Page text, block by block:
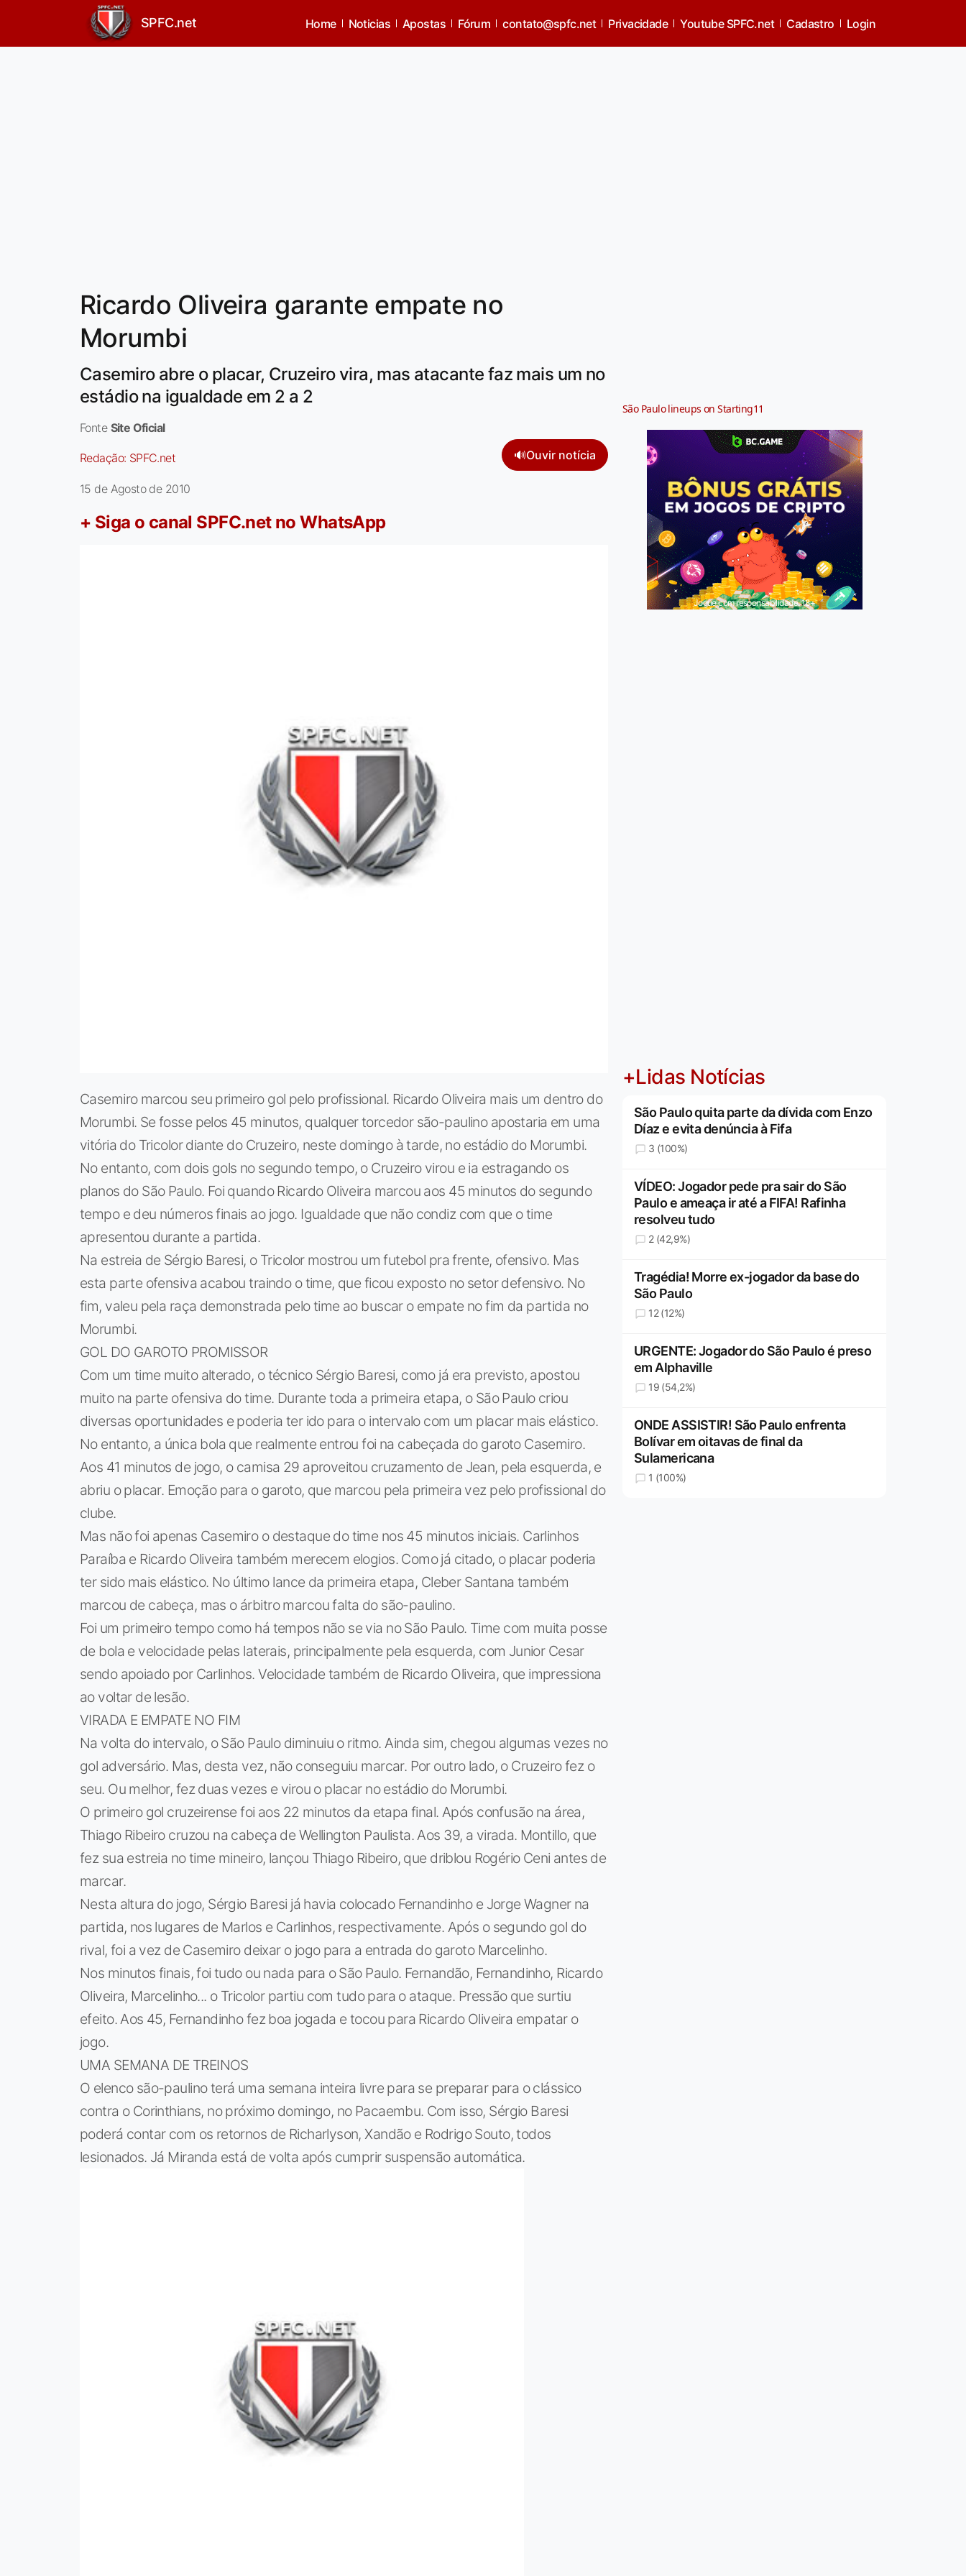
SPFC.net Home Noticias Apostas Fórum contato@spfc.net Privacidade Youtube SPFC.net Cadastro Login
Ricardo Oliveira garante empate no
Morumbi
Casemiro abre o placar, Cruzeiro vira, mas atacante faz mais um no
estádio na igualdade em 2 a 2
Fonte Site Oficial
Redação: SPFC.net 🔊Ouvir notícia
15 de Agosto de 2010
+ Siga o canal SPFC.net no WhatsApp
Casemiro marcou seu primeiro gol pelo profissional. Ricardo Oliveira mais um dentro do
Morumbi. Se fosse pelos 45 minutos, qualquer torcedor são-paulino apostaria em uma
vitória do Tricolor diante do Cruzeiro, neste domingo à tarde, no estádio do Morumbi.
No entanto, com dois gols no segundo tempo, o Cruzeiro virou e ia estragando os
planos do São Paulo. Foi quando Ricardo Oliveira marcou aos 45 minutos do segundo
tempo e deu números finais ao jogo. Igualdade que não condiz com que o time
apresentou durante a partida.
Na estreia de Sérgio Baresi, o Tricolor mostrou um futebol pra frente, ofensivo. Mas
esta parte ofensiva acabou traindo o time, que ficou exposto no setor defensivo. No
fim, valeu pela raça demonstrada pelo time ao buscar o empate no fim da partida no
Morumbi.
GOL DO GAROTO PROMISSOR
Com um time muito alterado, o técnico Sérgio Baresi, como já era previsto, apostou
muito na parte ofensiva do time. Durante toda a primeira etapa, o São Paulo criou
diversas oportunidades e poderia ter ido para o intervalo com um placar mais elástico.
No entanto, a única bola que realmente entrou foi na cabeçada do garoto Casemiro.
Aos 41 minutos de jogo, o camisa 29 aproveitou cruzamento de Jean, pela esquerda, e
abriu o placar. Emoção para o garoto, que marcou pela primeira vez pelo profissional do
clube.
Mas não foi apenas Casemiro o destaque do time nos 45 minutos iniciais. Carlinhos
Paraíba e Ricardo Oliveira também merecem elogios. Como já citado, o placar poderia
ter sido mais elástico. No último lance da primeira etapa, Cleber Santana também
marcou de cabeça, mas o árbitro marcou falta do são-paulino.
Foi um primeiro tempo como há tempos não se via no São Paulo. Time com muita posse
de bola e velocidade pelas laterais, principalmente pela esquerda, com Junior Cesar
sendo apoiado por Carlinhos. Velocidade também de Ricardo Oliveira, que impressiona
ao voltar de lesão.
VIRADA E EMPATE NO FIM
Na volta do intervalo, o São Paulo diminuiu o ritmo. Ainda sim, chegou algumas vezes no
gol adversário. Mas, desta vez, não conseguiu marcar. Por outro lado, o Cruzeiro fez o
seu. Ou melhor, fez duas vezes e virou o placar no estádio do Morumbi.
O primeiro gol cruzeirense foi aos 22 minutos da etapa final. Após confusão na área,
Thiago Ribeiro cruzou na cabeça de Wellington Paulista. Aos 39, a virada. Montillo, que
fez sua estreia no time mineiro, lançou Thiago Ribeiro, que driblou Rogério Ceni antes de
marcar.
Nesta altura do jogo, Sérgio Baresi já havia colocado Fernandinho e Jorge Wagner na
partida, nos lugares de Marlos e Carlinhos, respectivamente. Após o segundo gol do
rival, foi a vez de Casemiro deixar o jogo para a entrada do garoto Marcelinho.
Nos minutos finais, foi tudo ou nada para o São Paulo. Fernandão, Fernandinho, Ricardo
Oliveira, Marcelinho... o Tricolor partiu com tudo para o ataque. Pressão que surtiu
efeito. Aos 45, Fernandinho fez boa jogada e tocou para Ricardo Oliveira empatar o
jogo.
UMA SEMANA DE TREINOS
O elenco são-paulino terá uma semana inteira livre para se preparar para o clássico
contra o Corinthians, no próximo domingo, no Pacaembu. Com isso, Sérgio Baresi
poderá contar com os retornos de Richarlyson, Xandão e Rodrigo Souto, todos
lesionados. Já Miranda está de volta após cumprir suspensão automática.
São Paulo lineups on Starting11
Jogue com responsabilidade. 18+
+Lidas Notícias
São Paulo quita parte da dívida com Enzo
Díaz e evita denúncia à Fifa
3 (100%)
VÍDEO: Jogador pede pra sair do São
Paulo e ameaça ir até a FIFA! Rafinha
resolveu tudo
2 (42,9%)
Tragédia! Morre ex-jogador da base do
São Paulo
12 (12%)
URGENTE: Jogador do São Paulo é preso
em Alphaville
19 (54,2%)
ONDE ASSISTIR! São Paulo enfrenta
Bolívar em oitavas de final da
Sulamericana
1 (100%)